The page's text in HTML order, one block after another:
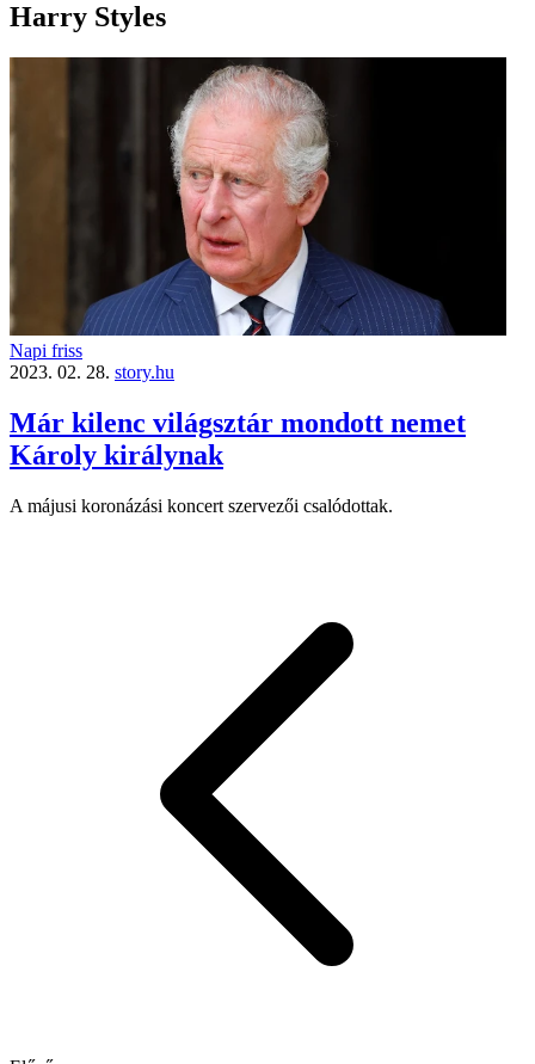
Harry Styles
Napi friss
2023. 02. 28. story.hu
Már kilenc világsztár mondott nemet
Károly királynak
A májusi koronázási koncert szervezői csalódottak.